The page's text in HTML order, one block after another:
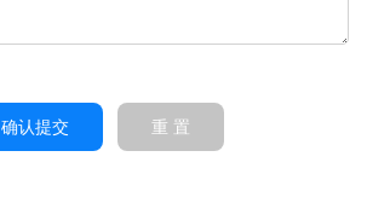
确认提交 重 置